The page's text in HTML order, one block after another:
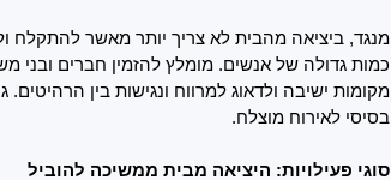
מנגד, ביציאה מהבית לא צריך יותר מאשר להתקלח
כמות גדולה של אנשים. מומלץ להזמין חברים ובני
מקומות ישיבה ולדאוג למרווח ונגישות בין
בסיסי לאירוח מוצלח.
סוגי פעילויות: היציאה מבית ממשיכה להוביל